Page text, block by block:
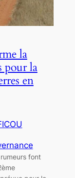
la
pour la
en
font